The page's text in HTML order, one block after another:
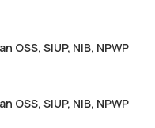
OSS, SIUP, NIB, NPWP
OSS, SIUP, NIB, NPWP